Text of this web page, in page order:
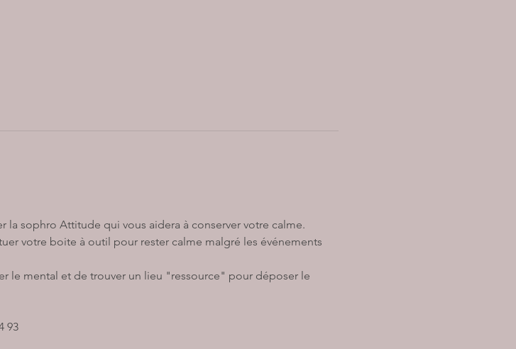
sophro Attitude qui vous aidera à conserver votre calme.
votre boite à outil pour rester calme malgré les événements
le mental et de trouver un lieu "ressource" pour déposer le
93